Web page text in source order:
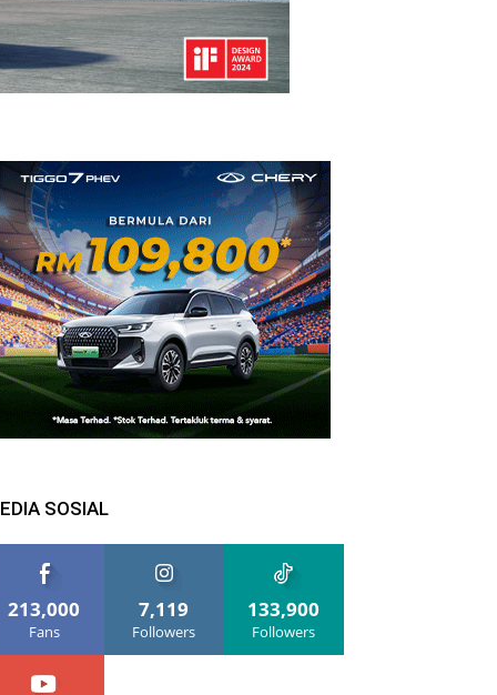
SOSIAL
213,000
Fans
7,119
Followers
133,900
Followers